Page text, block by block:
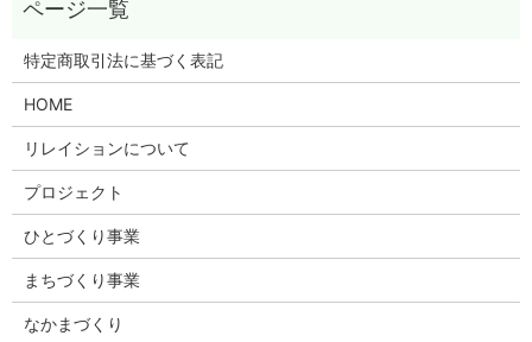
特定商取引法に基づく表記
HOME
リレイションについて
プロジェクト
ひとづくり事業
まちづくり事業
なかまづくり